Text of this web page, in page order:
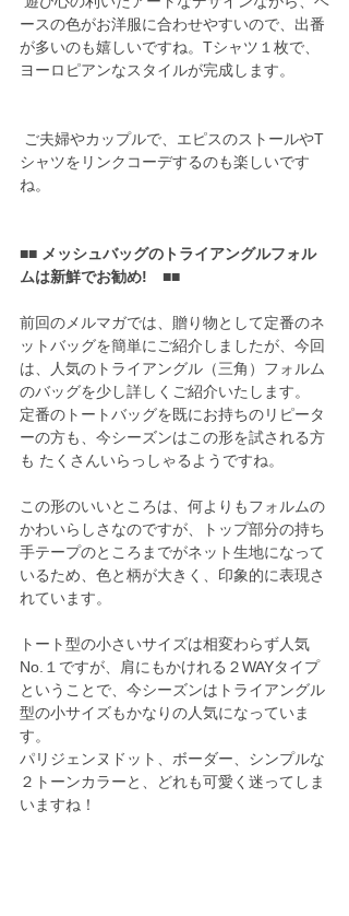
ースの色がお洋服に合わせやすいので、出番
が多いのも嬉しいですね。Tシャツ１枚で、
ヨーロピアンなスタイルが完成します。
シャツをリンクコーデするのも楽しいです
ね。
■■ メッシュバッグのトライアングルフォル
ムは新鮮でお勧め!　■■
前回のメルマガでは、贈り物として定番のネ
ットバッグを簡単にご紹介しましたが、今回
は、人気のトライアングル（三角）フォルム
のバッグを少し詳しくご紹介いたします。
定番のトートバッグを既にお持ちのリピータ
ーの方も、今シーズンはこの形を試される方
も たくさんいらっしゃるようですね。
この形のいいところは、何よりもフォルムの
かわいらしさなのですが、トップ部分の持ち
手テープのところまでがネット生地になって
いるため、色と柄が大きく、印象的に表現さ
れています。
トート型の小さいサイズは相変わらず人気
No.１ですが、肩にもかけれる２WAYタイプ
ということで、今シーズンはトライアングル
型の小サイズもかなりの人気になっていま
す。
パリジェンヌドット、ボーダー、シンプルな
２トーンカラーと、どれも可愛く迷ってしま
いますね！